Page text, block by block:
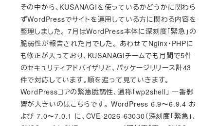
その中から、KUSANAGIを使っているかどうかに関わら
ずWordPressでサイトを運用している方に関わる内容を
整理しました。 7月はWordPress本体に深刻度「緊急」の
脆弱性が報告された月でした。 あわせてNginx・PHPに
も修正が入っており、KUSANAGIチームでも月間で5件
のセキュリティアドバイザリと、パッケージリリース計43
件で対応しています。順を追って見ていきます。
WordPressコアの緊急脆弱性、通称「wp2shell」 一番影
響が大きいのはこちらです。 WordPress 6.9〜6.9.4 お
よび 7.0〜7.0.1 に、CVE-2026-63030（深刻度「緊急」、